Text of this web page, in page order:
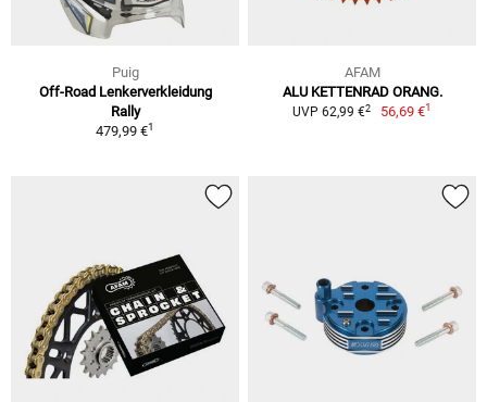
Puig
Off-Road Lenkerverkleidung
Rally
479,99 €1
AFAM
ALU KETTENRAD ORANG.
UVP 62,99 €2 56,69 €1